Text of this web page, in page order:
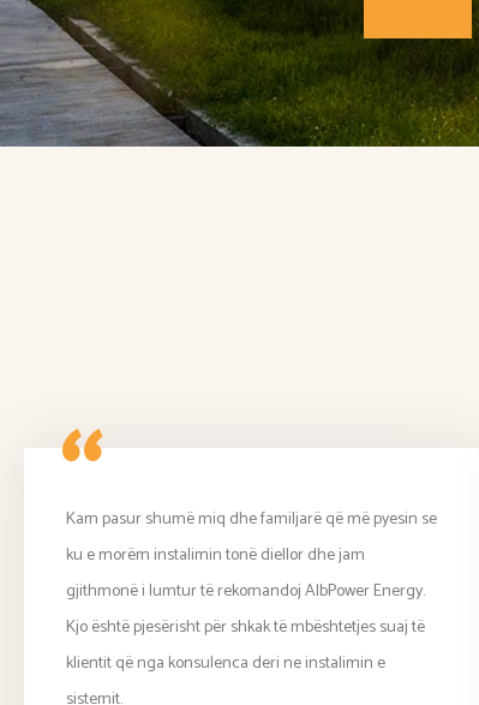
“
Kam pasur shumë miq dhe familjarë që më pyesin se
ku e morëm instalimin tonë diellor dhe jam
gjithmonë i lumtur të rekomandoj AlbPower Energy.
Kjo është pjesërisht për shkak të mbështetjes suaj të
klientit që nga konsulenca deri ne instalimin e